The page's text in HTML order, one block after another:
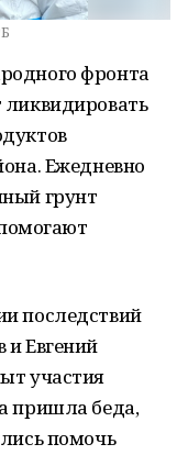
фронта
Ежедневно
грунт
последствий
Евгений
участия
пришла беда,
помочь